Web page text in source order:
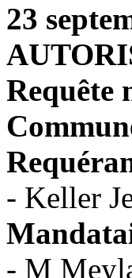
23
Requête
- Keller
- M